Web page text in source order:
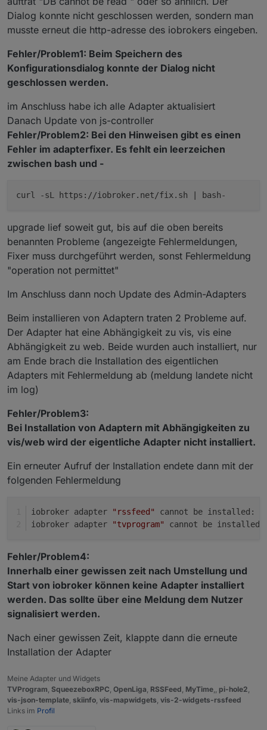
Dialog konnte nicht geschlossen werden, sondern man
musste erneut die http-adresse des iobrokers eingeben.
Fehler/Problem1: Beim Speichern des
Konfigurationsdialog konnte der Dialog nicht
geschlossen werden.
im Anschluss habe ich alle Adapter aktualisiert
Danach Update von js-controller
Fehler/Problem2: Bei den Hinweisen gibt es einen
Fehler im adapterfixer. Es fehlt ein leerzeichen
zwischen bash und -
curl -sL https://iobroker.net/fix.sh | bash-
upgrade lief soweit gut, bis auf die oben bereits
benannten Probleme (angezeigte Fehlermeldungen,
Fixer muss durchgeführt werden, sonst Fehlermeldung
"operation not permittet"
Im Anschluss dann noch Update des Admin-Adapters
Beim installieren von Adaptern traten 2 Probleme auf.
Der Adapter hat eine Abhängigkeit zu vis, vis eine
Abhängigkeit zu web. Beide wurden auch installiert, nur
am Ende brach die Installation des eigentlichen
Adapters mit Fehlermeldung ab (meldung landete nicht
im log)
Fehler/Problem3:
Bei Installation von Adaptern mit Abhängigkeiten zu
vis/web wird der eigentliche Adapter nicht installiert.
Ein erneuter Aufruf der Installation endete dann mit der
folgenden Fehlermeldung
iobroker adapter "rssfeed"
cannot be installed:
iobroker adapter
"tvprogram" cannot be installed:
Fehler/Problem4:
Innerhalb einer gewissen zeit nach Umstellung und
Start von iobroker können keine Adapter installiert
werden. Das sollte über eine Meldung dem Nutzer
signalisiert werden.
Nach einer gewissen Zeit, klappte dann die erneute
Installation der Adapter
Meine Adapter und Widgets
TVProgram, SqueezeboxRPC, OpenLiga, RSSFeed, MyTime,, pi-hole2,
vis-json-template, skiinfo, vis-mapwidgets, vis-2-widgets-rssfeed
Links im Profil